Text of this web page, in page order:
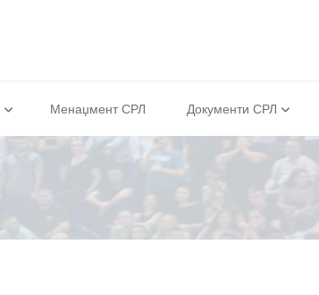
Менаџмент СРЛ Документи СРЛ